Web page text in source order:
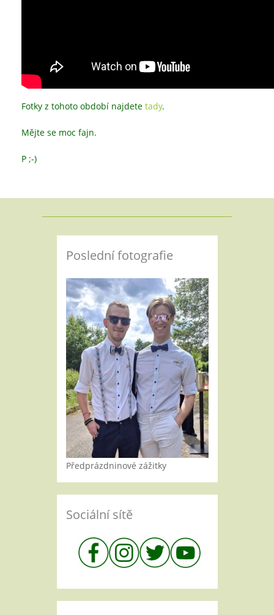
Fotky z tohoto období najdete tady.
Mějte se moc fajn.
P ;-)
Poslední fotografie
Předprázdninové zážitky
Sociální sítě